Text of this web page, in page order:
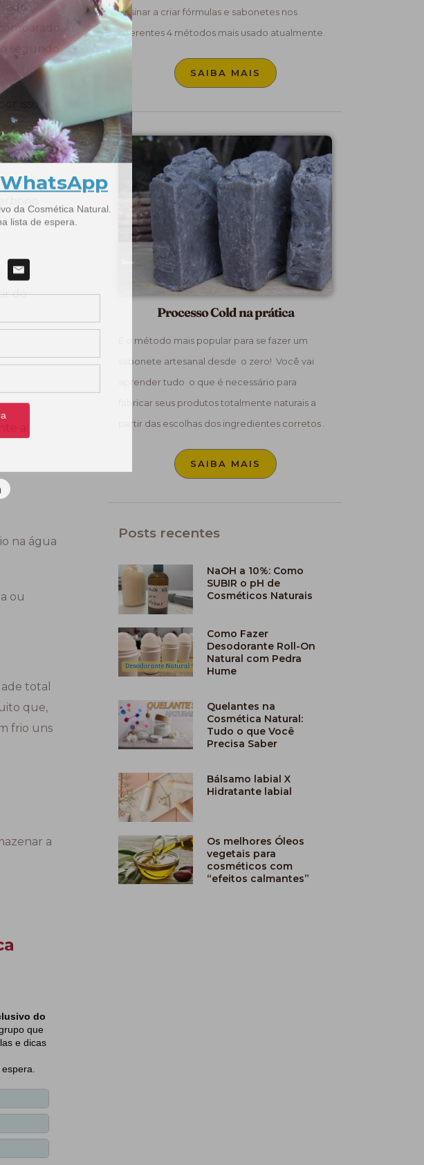
segundo
isso é
e
do
a
na água
ou
total
que,
frio uns
a
ensinar a criar fórmulas e sabonetes nos
diferentes 4 métodos mais usado atualmente.
SAIBA MAIS
Processo Cold na prática
É o método mais popular para se fazer um
sabonete artesanal desde o zero! Você vai
aprender tudo o que é necessário para
fabricar seus produtos totalmente naturais a
partir das escolhas dos ingredientes corretos .
SAIBA MAIS
Posts recentes
NaOH a 10%: Como
SUBIR o pH de
Cosméticos Naturais
Como Fazer
Desodorante Roll-On
Natural com Pedra
Hume
Quelantes na
Cosmética Natural:
Tudo o que Você
Precisa Saber
Bálsamo labial X
Hidratante labial
Os melhores Óleos
vegetais para
cosméticos com
“efeitos calmantes”